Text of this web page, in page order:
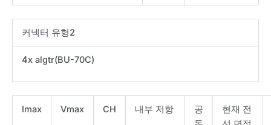
커넥터 유형2
4x algtr(BU-70C)
Imax Vmax CH 내부 저항
공
현재 전